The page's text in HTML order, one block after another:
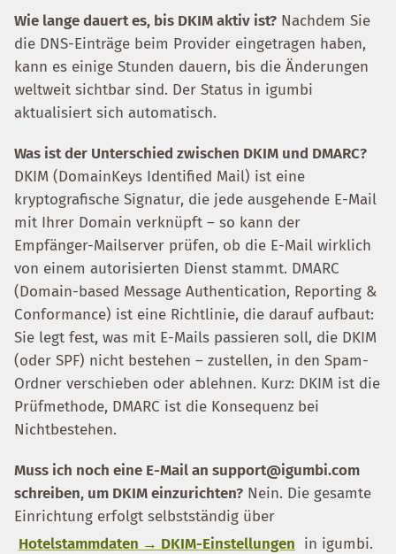
Wie lange dauert es, bis DKIM aktiv ist? Nachdem Sie
die DNS-Einträge beim Provider eingetragen haben,
kann es einige Stunden dauern, bis die Änderungen
weltweit sichtbar sind. Der Status in igumbi
aktualisiert sich automatisch.
Was ist der Unterschied zwischen DKIM und DMARC?
DKIM (DomainKeys Identified Mail) ist eine
kryptografische Signatur, die jede ausgehende E-Mail
mit Ihrer Domain verknüpft – so kann der
Empfänger-Mailserver prüfen, ob die E-Mail wirklich
von einem autorisierten Dienst stammt. DMARC
(Domain-based Message Authentication, Reporting &
Conformance) ist eine Richtlinie, die darauf aufbaut:
Sie legt fest, was mit E-Mails passieren soll, die DKIM
(oder SPF) nicht bestehen – zustellen, in den Spam-
Ordner verschieben oder ablehnen. Kurz: DKIM ist die
Prüfmethode, DMARC ist die Konsequenz bei
Nichtbestehen.
Muss ich noch eine E-Mail an support@igumbi.com
schreiben, um DKIM einzurichten? Nein. Die gesamte
Einrichtung erfolgt selbstständig über
Hotelstammdaten → DKIM-Einstellungen in igumbi.